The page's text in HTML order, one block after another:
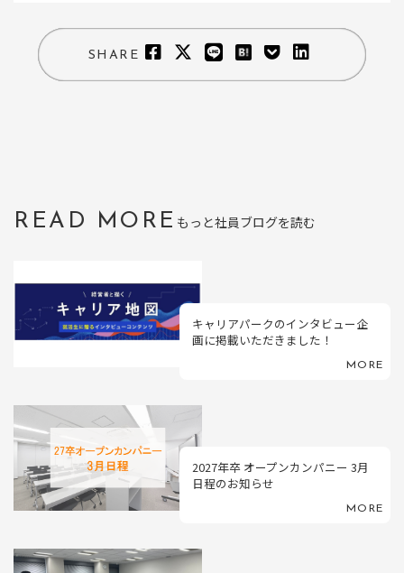
SHARE
READ MORE もっと社員ブログを読む
キャリアパークのインタビュー企
画に掲載いただきました！
MORE
2027年卒 オープンカンパニー 3月
日程のお知らせ
MORE